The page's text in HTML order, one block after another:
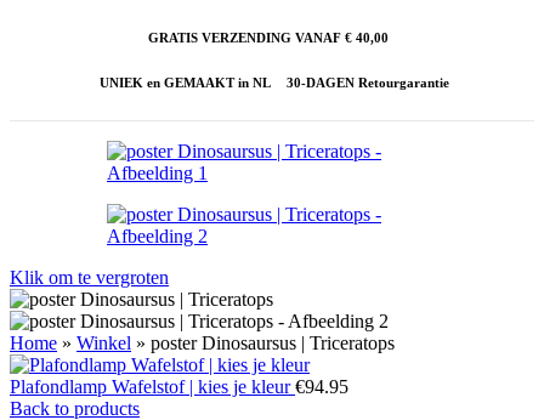
GRATIS VERZENDING VANAF € 40,00
UNIEK en GEMAAKT in NL 30-DAGEN Retourgarantie
Klik om te vergroten
Home » Winkel » poster Dinosaursus | Triceratops
Plafondlamp Wafelstof | kies je kleur€94.95
Back to products